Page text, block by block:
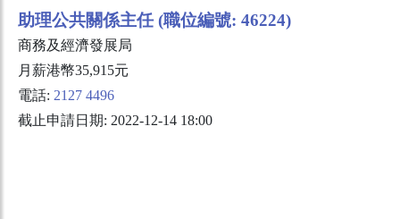
助理公共關係主任 (職位編號: 46224)
商務及經濟發展局
月薪港幣35,915元
電話: 2127 4496
截止申請日期: 2022-12-14 18:00